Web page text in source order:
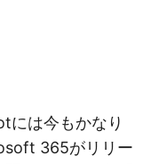
には今もかなり
365がリリー